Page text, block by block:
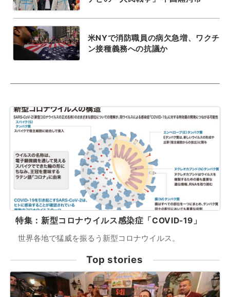
米NYで消防職員の病欠急増、ワクチ
ン接種義務への抗議か
特集：新型コロナウイルス感染症「COVID-19」
世界各地で猛威を振るう新型コロナウイルス。
Top stories